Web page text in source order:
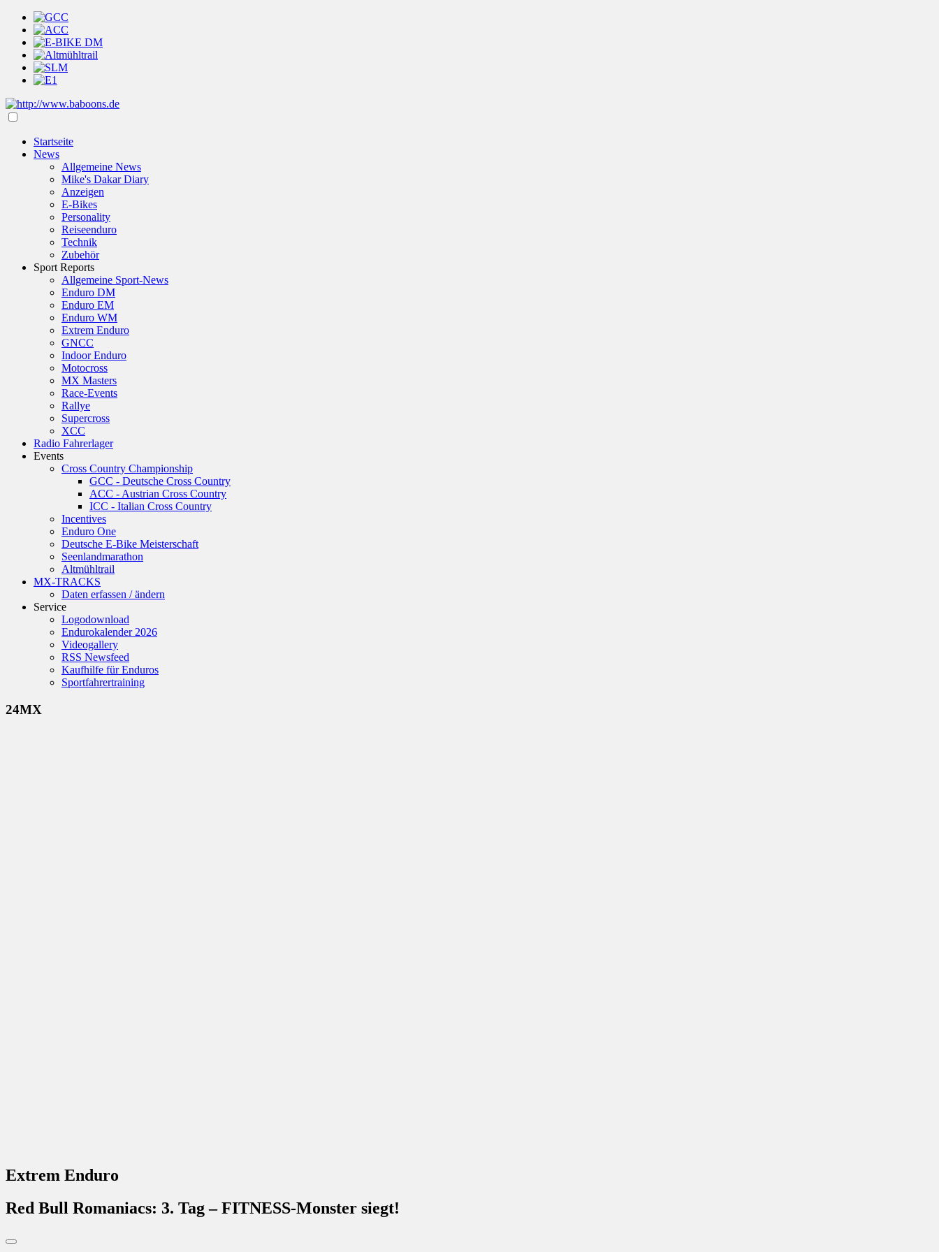
Startseite
News
Allgemeine News
Mike's Dakar Diary
Anzeigen
E-Bikes
Personality
Reiseenduro
Technik
Zubehör
Sport Reports
Allgemeine Sport-News
Enduro DM
Enduro EM
Enduro WM
Extrem Enduro
GNCC
Indoor Enduro
Motocross
MX Masters
Race-Events
Rallye
Supercross
XCC
Radio Fahrerlager
Events
Cross Country Championship
GCC - Deutsche Cross Country
ACC - Austrian Cross Country
ICC - Italian Cross Country
Incentives
Enduro One
Deutsche E-Bike Meisterschaft
Seenlandmarathon
Altmühltrail
MX-TRACKS
Daten erfassen / ändern
Service
Logodownload
Endurokalender 2026
Videogallery
RSS Newsfeed
Kaufhilfe für Enduros
Sportfahrertraining
24MX
Extrem Enduro
Red Bull Romaniacs: 3. Tag – FITNESS-Monster siegt!